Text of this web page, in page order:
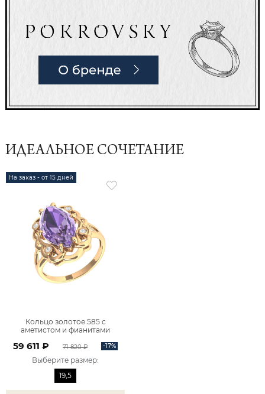
ИДЕАЛЬНОЕ СОЧЕТАНИЕ
На заказ - от 15 дней
Кольцо золотое 585 с
аметистом и фианитами
59 611 ₽ 71 820 ₽ -17%
Выберите размер:
19,5